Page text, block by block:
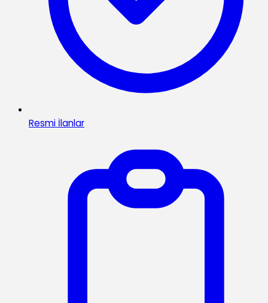
Resmi İlanlar